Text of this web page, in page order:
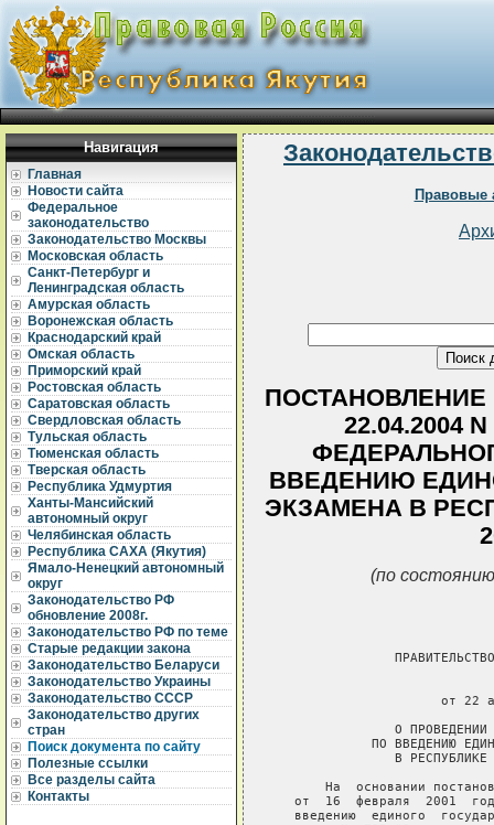
Навигация
Главная
Новости сайта
Федеральное
законодательство
Законодательство Москвы
Московская область
Санкт-Петербург и
Ленинградская область
Амурская область
Воронежская область
Краснодарский край
Омская область
Приморский край
Ростовская область
Саратовская область
Свердловская область
Тульская область
Тюменская область
Тверская область
Республика Удмуртия
Ханты-Мансийский
автономный округ
Челябинская область
Республика САХА (Якутия)
Ямало-Ненецкий автономный
округ
Законодательство РФ
обновление 2008г.
Законодательство РФ по теме
Старые редакции закона
Законодательство Беларуси
Законодательство Украины
Законодательство СССР
Законодательство других
стран
Поиск документа по сайту
Полезные ссылки
Все разделы сайта
Контакты
Правовые
ПОСТАНОВЛЕНИЕ
22.04.2004
ВВЕДЕНИЮ
ЭКЗАМЕНА В
(по
от 22
О
ПО ВВЕДЕНИЮ
В
На  основании
от  16  февраля  2001
введению  единого